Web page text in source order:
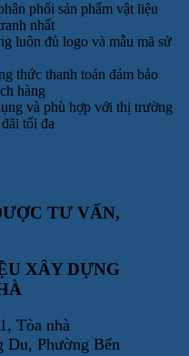
phối sản phẩm vật liệu
nhất
luôn đủ logo và mẫu mã sử
thức thanh toán đảm bảo
hàng
và phù hợp với thị trường
tối đa
TƯ VẤN,
XÂY DỰNG
Tòa nhà
Du, Phường Bến